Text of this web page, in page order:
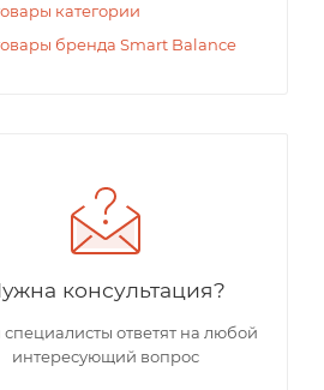
категории
бренда Smart Balance
консультация?
ответят на любой
интересующий вопрос